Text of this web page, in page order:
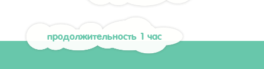
продолжительность 1 час